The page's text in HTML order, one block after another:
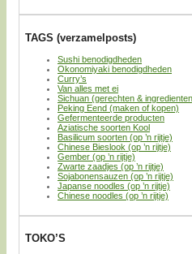
TAGS (verzamelposts)
Sushi benodigdheden
Okonomiyaki benodigdheden
Curry’s
Van alles met ei
Sichuan (gerechten &
Peking Eend (maken of kopen)
Gefermenteerde producten
Aziatische soorten Kool
Basilicum soorten (op ’n rijtje)
Chinese Bieslook (op ’n rijtje)
Gember (op ’n rijtje)
Zwarte zaadjes (op ’n rijtje)
Sojabonensauzen (op ’n rijtje)
Japanse noodles (op ’n rijtje)
Chinese noodles (op ’n rijtje)
TOKO’S